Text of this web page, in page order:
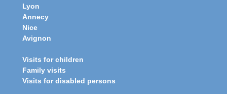
Lyon
Annecy
Nice
Avignon
Visits for children
Family visits
Visits for disabled persons